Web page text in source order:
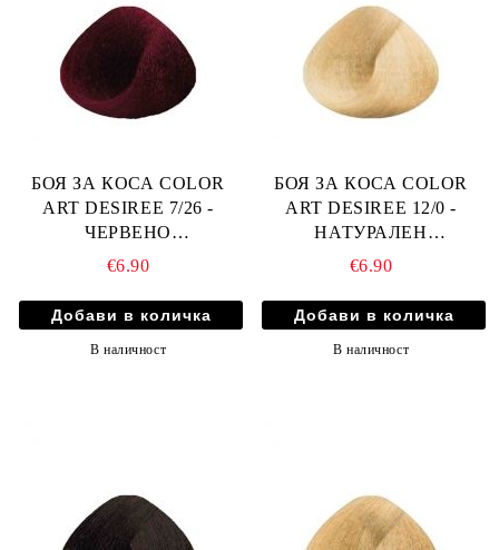
БОЯ ЗА КОСА COLOR
ART DESIREE 7/26 -
ЧЕРВЕНО
ЛАВАНДУЛОВО РУСО
€6.90
В наличност
БОЯ ЗА КОСА COLOR
ART DESIREE 12/0 -
НАТУРАЛЕН
УЛТРАИЗРУСИТЕЛ
€6.90
В наличност